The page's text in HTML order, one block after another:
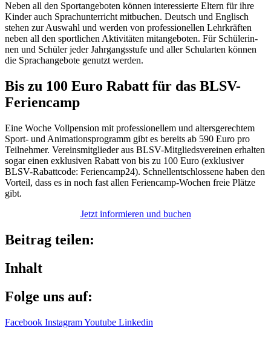
Neben all den Sport­an­ge­bo­ten können inter­es­sierte Eltern für ihre
Kinder auch Sprach­un­ter­richt mitbu­chen. Deutsch und Englisch
stehen zur Auswahl und werden von profes­sio­nel­len Lehr­kräf­ten
neben all den sport­li­chen Akti­vi­tä­ten mitan­ge­bo­ten. Für Schü­le­rin­
nen und Schü­ler jeder Jahr­gangs­stufe und aller Schul­ar­ten können
die Sprach­an­ge­bote genutzt werden.
Bis zu 100 Euro Rabatt für das BLSV-
Feriencamp
Eine Woche Voll­pen­sion mit profes­sio­nel­lem und alters­ge­rech­tem
Sport- und Anima­ti­ons­pro­gramm gibt es bereits ab 590 Euro pro
Teil­neh­mer. Vereins­mit­glie­der aus BLSV-Mitglieds­ver­ei­nen erhal­ten
sogar einen exklu­si­ven Rabatt von bis zu 100 Euro (exklu­si­ver
BLSV-Rabatt­code: Feriencamp24). Schnell­ent­schlos­sene haben den
Vorteil, dass es in noch fast allen Feri­en­camp-Wochen freie Plätze
gibt.
Jetzt infor­mie­ren und buchen
Beitrag teilen:
Inhalt
Folge uns auf:
Facebook InstagramYoutube Linkedin